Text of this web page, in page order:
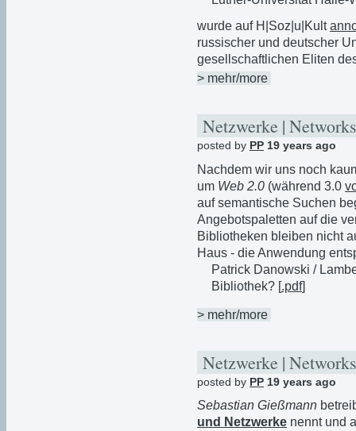
wurde auf H|Soz|u|Kult
russischer und deutscher
gesellschaftlichen Eliten
> mehr/more
Netzwerke |
posted by PP 19 years ago
Nachdem wir uns noch
um Web 2.0 (während 3.0
auf semantische Suchen
Angebotspaletten auf die
Bibliotheken bleiben nicht
Haus - die Anwendung
Patrick Danowski /
Bibliothek? [.pdf]
> mehr/more
Netzwerke |
posted by PP 19 years ago
Sebastian Gießmann
und Netzwerke nennt und